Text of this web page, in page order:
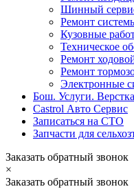
Шинный
Ремонт
Кузовные
Техническое
Ремонт
Ремонт
Электронные
Бош. Услуги. Верстка
Castrol Авто Сервис
Записаться на СТО
Запчасти для
Заказать обратный звонок
×
Заказать обратный звонок